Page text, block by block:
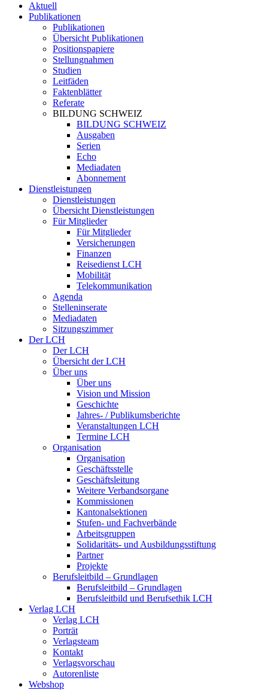
Aktuell
Publikationen
Publikationen
Übersicht Publikationen
Positionspapiere
Stellungnahmen
Studien
Leitfäden
Faktenblätter
Referate
BILDUNG SCHWEIZ
BILDUNG SCHWEIZ
Ausgaben
Serien
Echo
Mediadaten
Abonnement
Dienstleistungen
Dienstleistungen
Übersicht Dienstleistungen
Für Mitglieder
Für Mitglieder
Versicherungen
Finanzen
Reisedienst LCH
Mobilität
Telekommunikation
Agenda
Stelleninserate
Mediadaten
Sitzungszimmer
Der LCH
Der LCH
Übersicht der LCH
Über uns
Über uns
Vision und Mission
Geschichte
Jahres- / Publikumsberichte
Veranstaltungen LCH
Termine LCH
Organisation
Organisation
Geschäftsstelle
Geschäftsleitung
Weitere Verbandsorgane
Kommissionen
Kantonalsektionen
Stufen- und Fachverbände
Arbeitsgruppen
Solidaritäts- und Ausbildungsstiftung
Partner
Projekte
Berufsleitbild – Grundlagen
Berufsleitbild – Grundlagen
Berufsleitbild und Berufsethik LCH
Verlag LCH
Verlag LCH
Porträt
Verlagsteam
Kontakt
Verlagsvorschau
Autorenliste
Webshop